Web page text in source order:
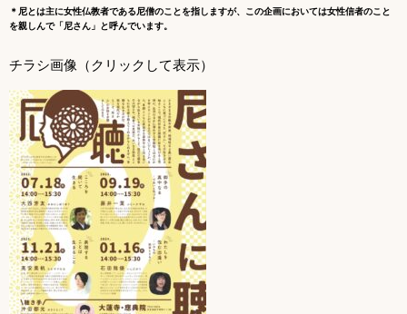
＊尼とは主に女性仏教者である尼僧のことを指しますが、この企画においては女性信者のこと
を親しんで「尼さん」と呼んでいます。
チラシ画像（クリックして表示）